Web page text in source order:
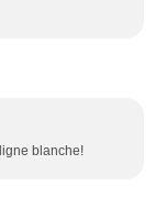
blanche!